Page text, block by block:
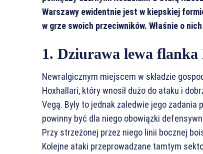
Warszawy ewidentnie jest w kiepskiej
w grze swoich przeciwników. Właśnie o
1. Dziurawa lewa flanka
Newralgicznym miejscem w składzie
Hoxhallari, który wnosił dużo do ataku i
Vegą. Były to jednak zaledwie jego
powinny być dla niego obowiązki
Przy strzeżonej przez niego linii bocznej
Kolejne ataki przeprowadzane tamtym